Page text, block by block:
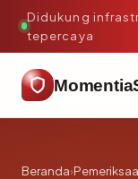
Didukung
tepercaya
Beranda›